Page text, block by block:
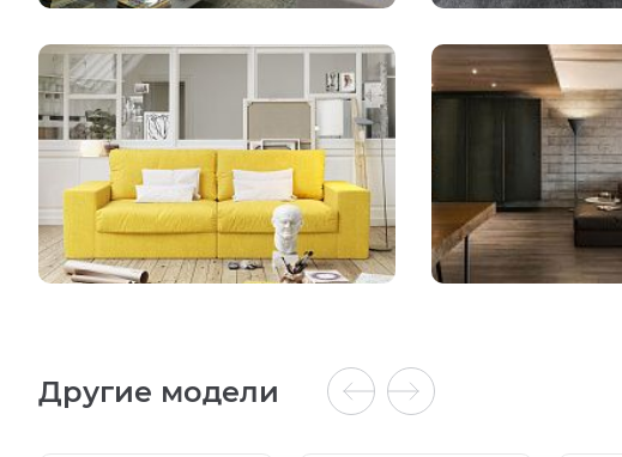
Другие модели